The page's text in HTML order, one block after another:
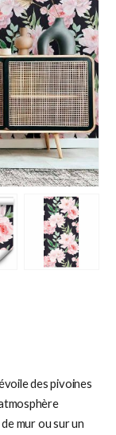
des pivoines
mur ou sur un